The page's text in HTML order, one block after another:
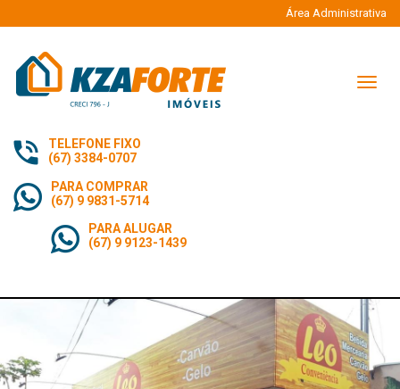
Área Administrativa
TELEFONE FIXO
(67) 3384-0707
PARA COMPRAR
(67) 9 9831-5714
PARA ALUGAR
(67) 9 9123-1439